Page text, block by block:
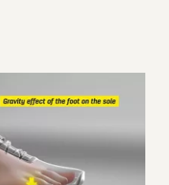
semelle sur
minutes